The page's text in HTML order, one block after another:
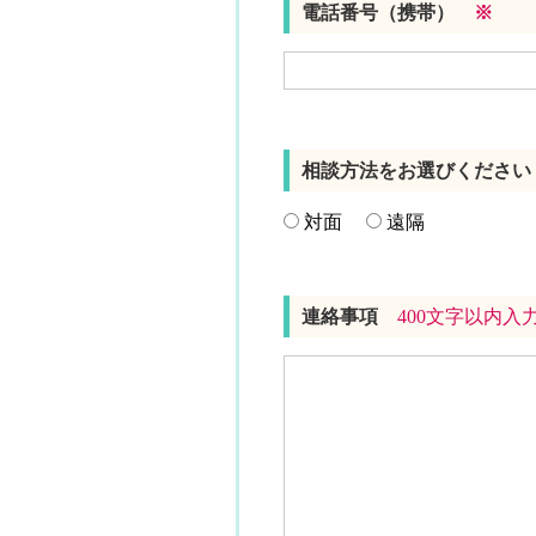
電話番号（携帯） ※
相談方法をお選びくださ
対面 遠隔
連絡事項 400文字以内入